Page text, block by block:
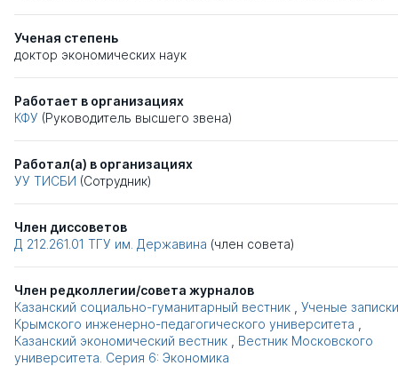
Ученая степень
доктор экономических наук
Работает в организациях
КФУ (Руководитель высшего звена)
Работал(а) в организациях
УУ ТИСБИ (Сотрудник)
Член диссоветов
Д 212.261.01 ТГУ им. Державина (член совета)
Член редколлегии/совета журналов
Казанский социально-гуманитарный вестник
Ученые записки
Крымского инженерно-педагогического университета
Казанский экономический вестник
Вестник Московского
университета. Серия 6: Экономика